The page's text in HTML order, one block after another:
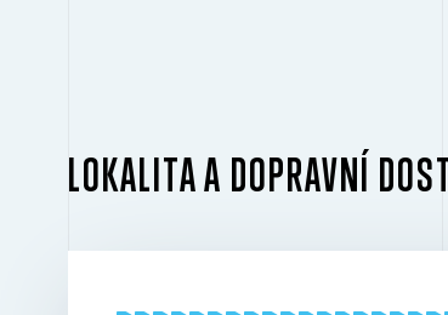
LOKALITA A DOPRAVNÍ